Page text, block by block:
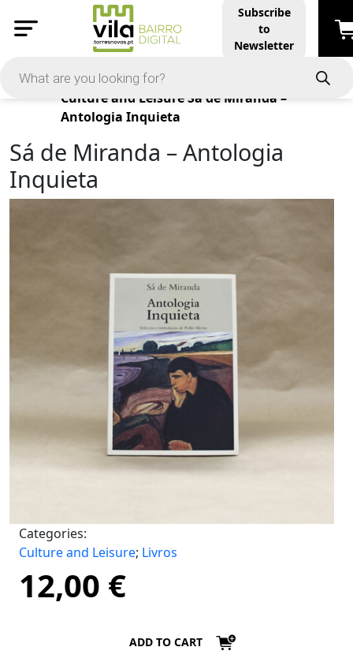
Subscribe
to
Newsletter
Products
Culture and LeisureSá de Miranda –
Antologia Inquieta
Sá de Miranda – Antologia
Inquieta
Categories:
Culture and Leisure; Livros
12,00 €
ADD TO CART